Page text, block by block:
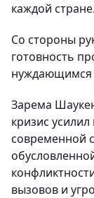
каждой стране.
Со стороны
готовность
нуждающимся
Зарема
кризис
современной
вызовов и